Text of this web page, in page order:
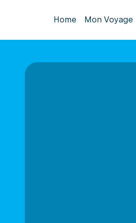
Home Mon Voyage